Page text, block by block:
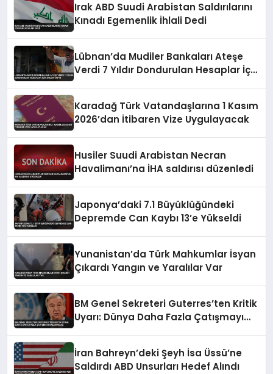
Irak ABD Suudi Arabistan Saldırılarını
Kınadı Egemenlik İhlali Dedi
Lübnan’da Mudiler Bankaları Ateşe
Verdi 7 Yıldır Dondurulan Hesaplar İçin
Karadağ Türk Vatandaşlarına 1 Kasım
2026’dan İtibaren Vize Uygulayacak
Husiler Suudi Arabistan Necran
Havalimanı’na İHA saldırısı düzenledi
Japonya’daki 7.1 Büyüklüğündeki
Depremde Can Kaybı 13’e Yükseldi
Yunanistan’da Türk Mahkumlar İsyan
Çıkardı Yangın ve Yaralılar Var
BM Genel Sekreteri Guterres’ten Kritik
Uyarı: Dünya Daha Fazla Çatışmayı
İran Bahreyn’deki Şeyh İsa Üssü’ne
Saldırdı ABD Unsurları Hedef Alındı